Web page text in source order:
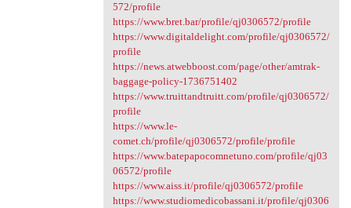
572/profile
https://www.bret.bar/profile/qj0306572/profile
https://www.digitaldelight.com/profile/qj0306572/
profile
https://news.atwebboost.com/page/other/amtrak-
baggage-policy-1736751402
https://www.truittandtruitt.com/profile/qj0306572/
profile
https://www.le-
comet.ch/profile/qj0306572/profile/profile
https://www.batepapocomnetuno.com/profile/qj03
06572/profile
https://www.aiss.it/profile/qj0306572/profile
https://www.studiomedicobassani.it/profile/qj0306